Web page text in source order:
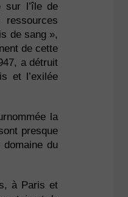
sur l’île de
de sang »,
de cette
a détruit
et l’exilée
la
presque
du
à Paris et